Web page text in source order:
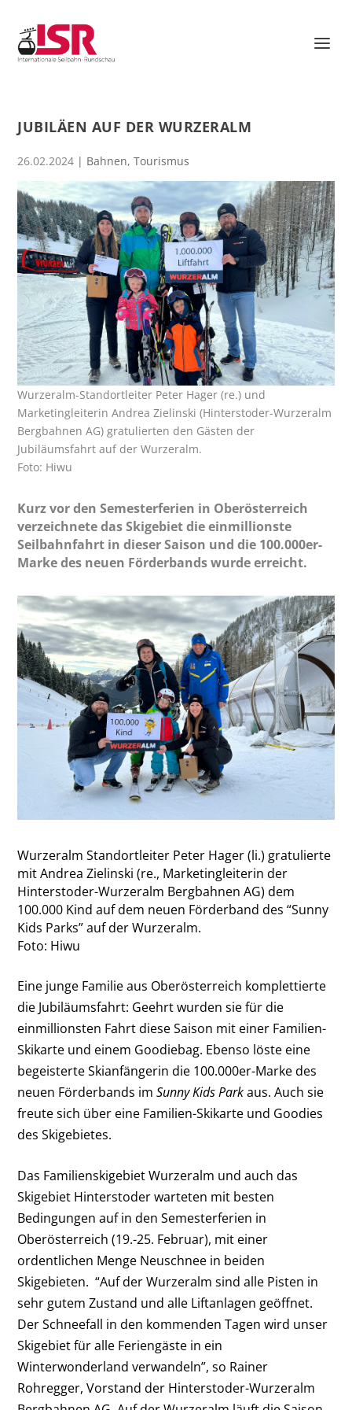
JUBILÄEN AUF DER WURZERALM
26.02.2024 | Bahnen,Tourismus
Wurzeralm-Standortleiter Peter Hager (re.) und
Marketingleiterin Andrea Zielinski (Hinterstoder-Wurzeralm
Bergbahnen AG) gratulierten den Gästen der
Jubiläumsfahrt auf der Wurzeralm.
Foto: Hiwu
Kurz vor den Semesterferien in Oberösterreich
verzeichnete das Skigebiet die einmillionste
Seilbahnfahrt in dieser Saison und die 100.000er-
Marke des neuen Förderbands wurde erreicht.
Wurzeralm Standortleiter Peter Hager (li.) gratulierte
mit Andrea Zielinski (re., Marketingleiterin der
Hinterstoder-Wurzeralm Bergbahnen AG) dem
100.000 Kind auf dem neuen Förderband des “Sunny
Kids Parks” auf der Wurzeralm.
Foto: Hiwu
Eine junge Familie aus Oberösterreich komplettierte
die Jubiläumsfahrt: Geehrt wurden sie für die
einmillionsten Fahrt diese Saison mit einer Familien-
Skikarte und einem Goodiebag. Ebenso löste eine
begeisterte Skianfängerin die 100.000er-Marke des
neuen Förderbands imSunny Kids Parkaus. Auch sie
freute sich über eine Familien-Skikarte und Goodies
des Skigebietes.
Das Familienskigebiet Wurzeralm und auch das
Skigebiet Hinterstoder warteten mit besten
Bedingungen auf in den Semesterferien in
Oberösterreich (19.-25. Februar), mit einer
ordentlichen Menge Neuschnee in beiden
Skigebieten. “Auf der Wurzeralm sind alle Pisten in
sehr gutem Zustand und alle Liftanlagen geöffnet.
Der Schneefall in den kommenden Tagen wird unser
Skigebiet für alle Feriengäste in ein
Winterwonderland verwandeln”, so Rainer
Rohregger, Vorstand der Hinterstoder-Wurzeralm